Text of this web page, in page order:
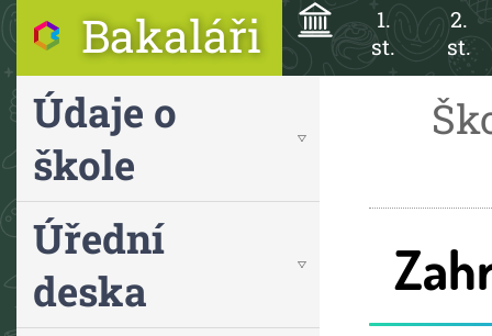
Bakaláři
1.
st.
2.
st.
Údaje o
škole
Úřední
deska